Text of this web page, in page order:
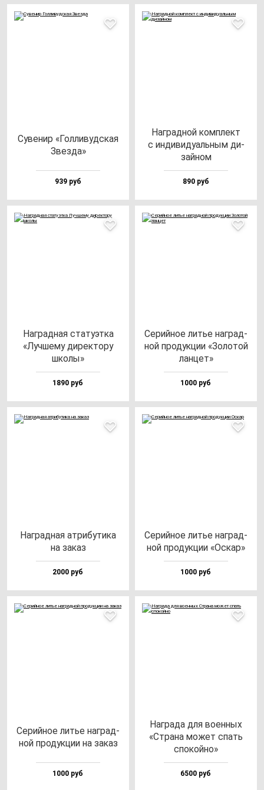
Суве­нир «Гол­ли­вуд­ская
Звез­да»
939 руб
Наг­рад­ной ком­плект
с ин­ди­ви­ду­аль­ным ди­
зай­ном
890 руб
Наг­рад­ная ста­ту­эт­ка
«Луч­ше­му ди­рек­то­ру
шко­лы»
1890 руб
Серий­ное литье наг­рад­
ной про­дук­ции «Золо­той
лан­цет»
1000 руб
Наг­рад­ная ат­ри­бу­ти­ка
на за­каз
2000 руб
Серий­ное литье наг­рад­
ной про­дук­ции «Оскар»
1000 руб
Серий­ное литье наг­рад­
ной про­дук­ции на за­каз
1000 руб
Наг­ра­да для во­ен­ных
«Стра­на мо­жет спать
спо­кой­но»
6500 руб